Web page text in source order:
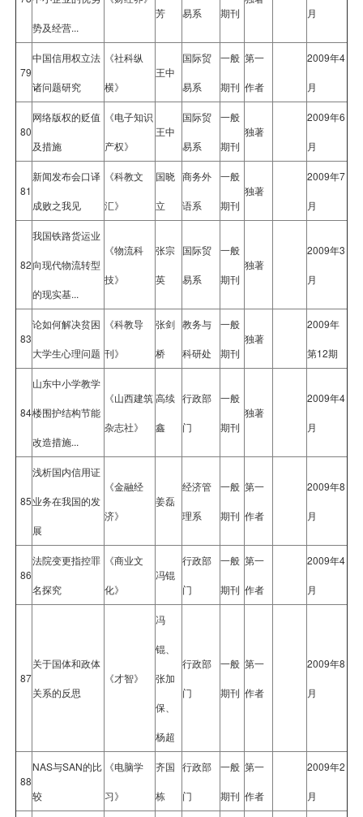
势及经营...
芳
易系 期刊
月
79
中国信用权立法
诸问题研究
《社科纵
横》
王中
国际贸
易系
一般
期刊
第一
作者
2009年4
月
80
网络版权的贬值
及措施
《电子知识
产权》
王中
国际贸
易系
一般
期刊
独著
2009年6
月
81
新闻发布会口译
成败之我见
《科教文
汇》
国晓
立
商务外
语系
一般
期刊
独著
2009年7
月
82
我国铁路货运业
向现代物流转型
的现实基...
《物流科
技》
张宗
英
国际贸
易系
一般
期刊
独著
2009年3
月
83
论如何解决贫困
大学生心理问题
《科教导
刊》
张剑
桥
教务与
科研处
一般
期刊
独著
2009年
第12期
84
山东中小学教学
楼围护结构节能
改造措施...
《山西建筑
杂志社》
高续
鑫
行政部
门
一般
期刊
独著
2009年4
月
85
浅析国内信用证
业务在我国的发
展
《金融经
济》
姜磊
经济管
理系
一般
期刊
第一
作者
2009年8
月
86
法院变更指控罪
名探究
《商业文
化》
冯锟
行政部
门
一般
期刊
第一
作者
2009年4
月
87
关于国体和政体
关系的反思
《才智》
冯
锟、
张加
保、
杨超
行政部
门
一般
期刊
第一
作者
2009年8
月
88
NAS与SAN的比
较
《电脑学
习》
齐国
栋
行政部
门
一般
期刊
第一
作者
2009年2
月